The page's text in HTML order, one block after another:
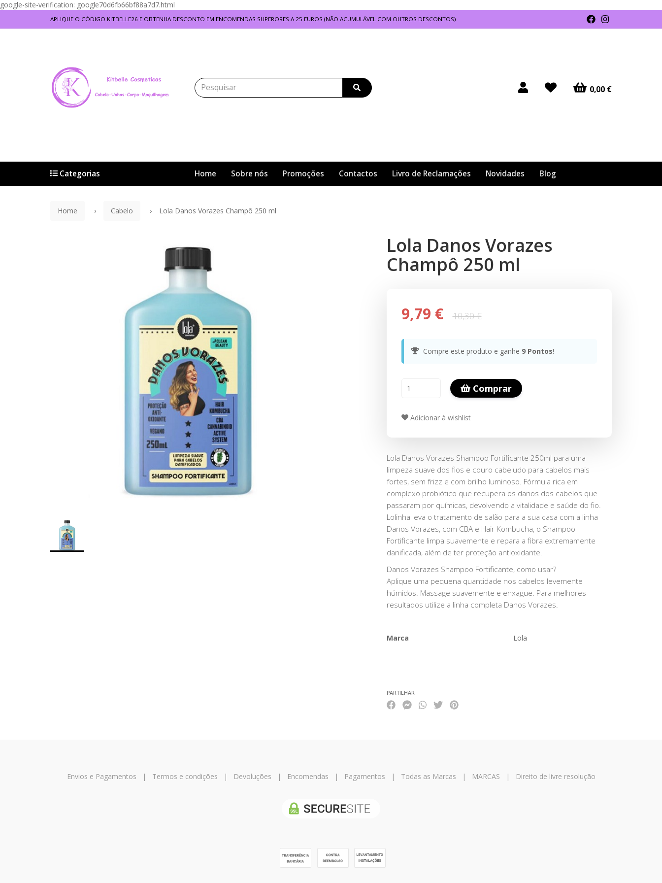
google-site-verification: google70d6fb66bf88a7d7.html
APLIQUE O CÓDIGO KITBELLE26 E OBTENHA DESCONTO EM ENCOMENDAS SUPERORES A 25 EUROS (NÃO ACUMULÁVEL COM OUTROS DESCONTOS)
0,00 €
Home Sobre nós Promoções Contactos Livro de Reclamações Novidades Blog
Categorias
Home Cabelo Lola Danos Vorazes Champô 250 ml
Lola Danos Vorazes
Champô 250 ml
9,79 € 10,30 €
Compre este produto e ganhe 9 Pontos!
Comprar
Adicionar à wishlist
Lola Danos Vorazes Shampoo Fortificante 250ml para uma
limpeza suave dos fios e couro cabeludo para cabelos mais
fortes, sem frizz e com brilho luminoso. Fórmula rica em
complexo probiótico que recupera os danos dos cabelos que
passaram por químicas, devolvendo a vitalidade e saúde do fio.
Lolinha leva o tratamento de salão para a sua casa com a linha
Danos Vorazes, com CBA e Hair Kombucha, o Shampoo
Fortificante limpa suavemente e repara a fibra extremamente
danificada, além de ter proteção antioxidante.
Danos Vorazes Shampoo Fortificante, como usar?
Aplique uma pequena quantidade nos cabelos levemente
húmidos. Massage suavemente e enxague. Para melhores
resultados utilize a linha completa Danos Vorazes.
Marca
Lola
PARTILHAR
Envios e Pagamentos | Termos e condições | Devoluções | Encomendas | Pagamentos | Todas as Marcas | MARCAS | Direito de livre resolução